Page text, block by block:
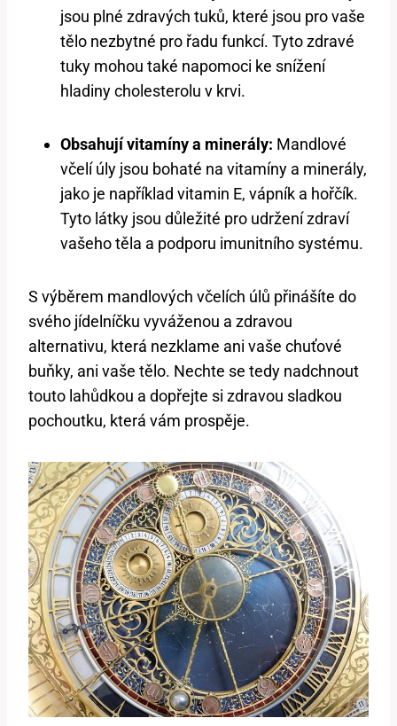
jsou plné zdravých tuků, které jsou pro vaše
tělo nezbytné pro řadu funkcí. Tyto zdravé
tuky mohou také napomoci ke snížení
hladiny cholesterolu v krvi.
Obsahují vitamíny a minerály: Mandlové
včelí úly jsou bohaté na vitamíny a minerály,
jako je například vitamin E, vápník a hořčík.
Tyto látky jsou důležité pro udržení zdraví
vašeho těla a podporu imunitního systému.
S výběrem mandlových včelích úlů přinášíte do
svého jídelníčku vyváženou a zdravou
alternativu, která nezklame ani vaše chuťové
buňky, ani vaše tělo. Nechte se tedy nadchnout
touto lahůdkou a dopřejte si zdravou sladkou
pochoutku, která vám prospěje.